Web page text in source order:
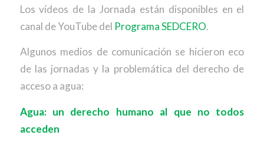
Los vídeos de la Jornada están disponibles en el
canal de YouTube del Programa SEDCERO.
Algunos medios de comunicación se hicieron eco
de las jornadas y la problemática del derecho de
acceso a agua:
Agua: un derecho humano al que no todos
acceden